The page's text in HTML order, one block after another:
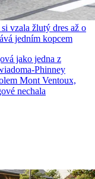
vzala žlutý dres až o
jedním kopcem
jako jedna z
Phinney
Mont Ventoux,
nechala